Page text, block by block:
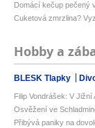
Domácí kečup pečený
Cuketová zmrzlina?
Hobby a
BLESK Tlapky
Filip Vondrášek: V Jižní
Osvěžení ve
Přibývá paniky na